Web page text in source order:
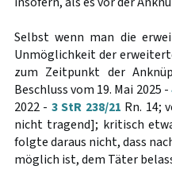
Selbst wenn man die
Unmöglichkeit der
zum Zeitpunkt der
Beschluss vom 19. Mai 2025 -
2022 - 3 StR 238/21 Rn. 14;
nicht tragend]; kritisch
folgte daraus nicht, dass
möglich ist, dem Täter